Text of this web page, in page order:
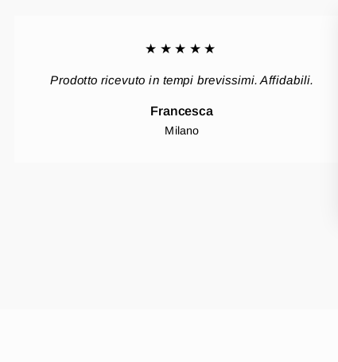
★★★★★
Prodotto ricevuto in tempi brevissimi. Affidabili.
Francesca
Milano